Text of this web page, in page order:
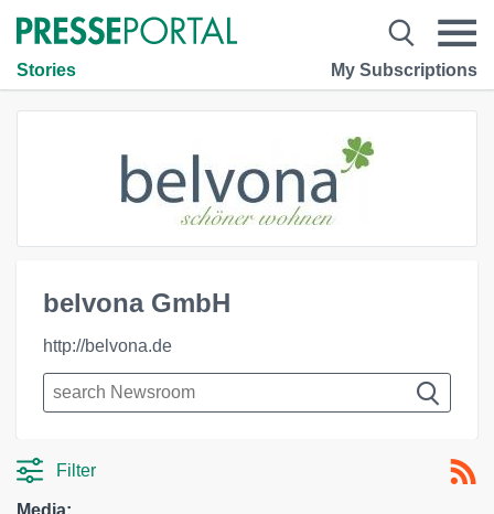
Stories My Subscriptions
belvona GmbH
http://belvona.de
Filter
Media: